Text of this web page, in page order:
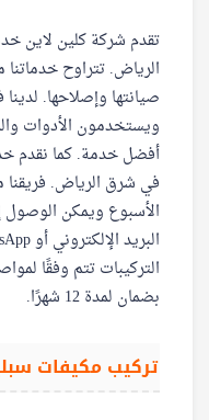
تقدم شركة كلين لاين
الرياض. تتراوح
صيانتها وإصلاحها.
ويستخدمون الأدوات
أفضل خدمة. كما نقدم
في شرق الرياض. فريقنا
الأسبوع ويمكن الوصول
التركيبات تتم وفقًا
بضمان لمدة 12 شهرًا.
تركيب مكيفات